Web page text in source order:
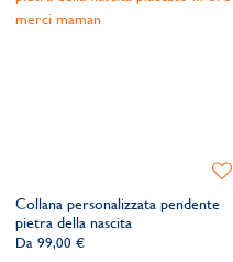
Collana personalizzata pendente
pietra della nascita
Da 99,00 €
lista